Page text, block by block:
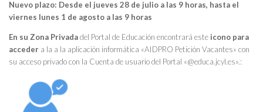
Nuevo plazo: Desde el jueves 28 de julio a las 9 horas, hasta el
viernes lunes 1 de agosto a las 9 horas
En su Zona Privadadel Portal de Educación encontrará este icono para
acceder a la a la aplicación informática «AIDPRO Petición Vacantes» con
su acceso privado con la Cuenta de usuario del Portal «@educa.jcyl.es».: